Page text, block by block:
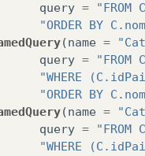
query =
"ORDER BY
(name =
query =
"WHERE
"ORDER BY
(name =
query =
"WHERE